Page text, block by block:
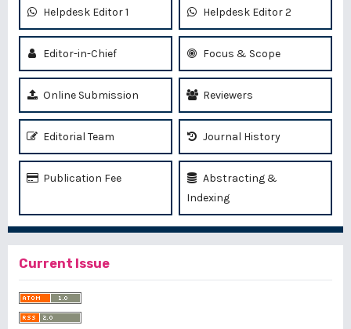
Helpdesk Editor 1 Helpdesk Editor 2
Editor-in-Chief Focus & Scope
Online Submission Reviewers
Editorial Team Journal History
Publication Fee
Abstracting &
Indexing
Current Issue